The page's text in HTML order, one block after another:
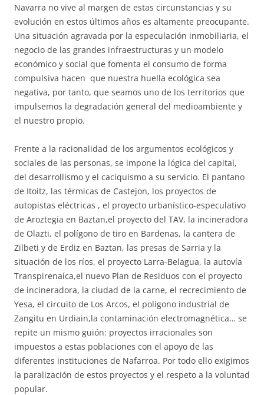
Navarra no vive al margen de estas circunstancias y su
evolución en estos últimos años es altamente preocupante.
Una situación agravada por la especulación inmobiliaria, el
negocio de las grandes infraestructuras y un modelo
económico y social que fomenta el consumo de forma
compulsiva hacen que nuestra huella ecológica sea
negativa, por tanto, que seamos uno de los territorios que
impulsemos la degradación general del medioambiente y
el nuestro propio.
Frente a la racionalidad de los argumentos ecológicos y
sociales de las personas, se impone la lógica del capital,
del desarrollismo y el caciquismo a su servicio. El pantano
de Itoitz, las térmicas de Castejon, los proyectos de
autopistas eléctricas , el proyecto urbanístico-especulativo
de Aroztegia en Baztan,el proyecto del TAV, la incineradora
de Olazti, el polígono de tiro en Bardenas, la cantera de
Zilbeti y de Erdiz en Baztan, las presas de Sarria y la
situación de los ríos, el proyecto Larra-Belagua, la autovía
Transpirenaíca,el nuevo Plan de Residuos con el proyecto
de incineradora, la ciudad de la carne, el recrecimiento de
Yesa, el circuito de Los Arcos, el poligono industrial de
Zangitu en Urdiain,la contaminación electromagnética… se
repite un mismo guión: proyectos irracionales son
impuestos a estas poblaciones con el apoyo de las
diferentes instituciones de Nafarroa. Por todo ello exigimos
la paralización de estos proyectos y el respeto a la voluntad
popular.